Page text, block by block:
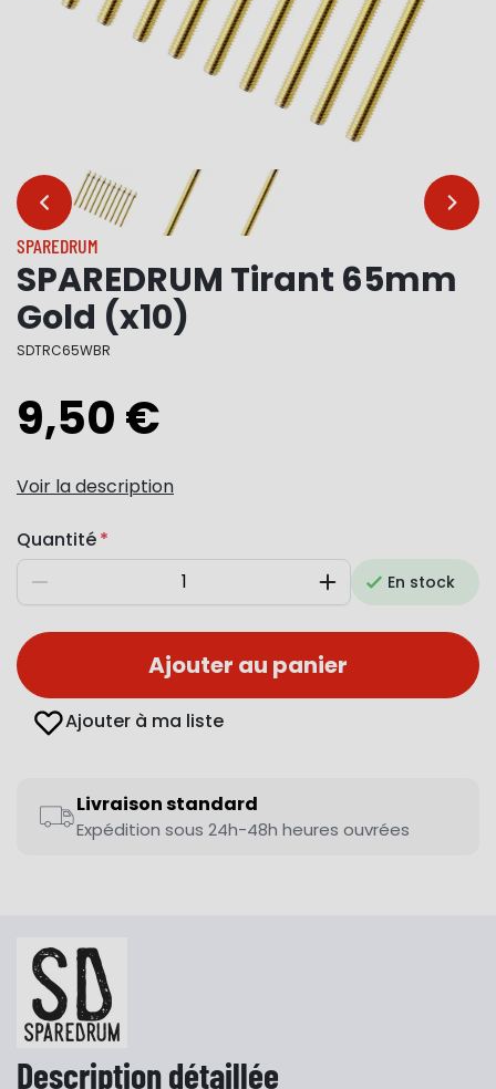
… …
SPAREDRUM
SPAREDRUM Tirant 65mm
Gold (x10)
SDTRC65WBR
9,50 €
Voir la description
Quantité
Diminuer AugmenterEn stock
Ajouter au panier
Ajouter à ma liste
Livraison standard
Expédition sous 24h-48h heures ouvrées
Description détaillée